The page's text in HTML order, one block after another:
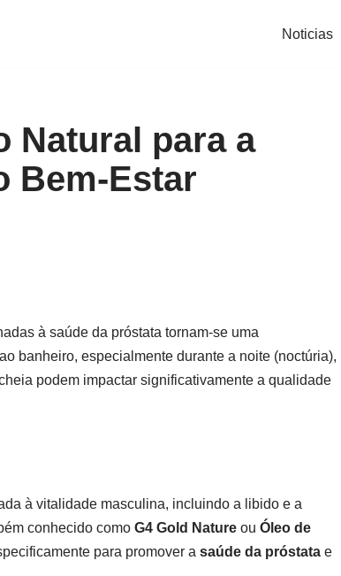
Noticias
Natural para a
Bem-Estar
à saúde da próstata tornam-se uma
banheiro, especialmente durante a noite (noctúria),
podem impactar significativamente a qualidade
à vitalidade masculina, incluindo a libido e a
conhecido como G4 Gold Natureou Óleo de
para promover a saúde da próstatae